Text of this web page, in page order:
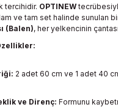
tercihidir. OPTINEW
ve tam set halinde sunulan
(Balen), her yelkencinin
2 adet 60 cm ve 1 adet 40
ve Direnç: Formunu